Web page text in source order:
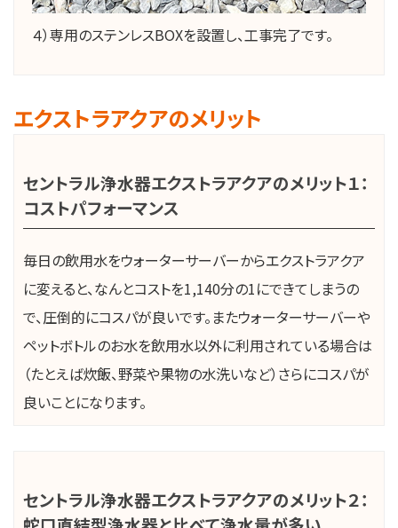
４）専用のステンレスBOXを設置し、工事完了です。
エクストラアクアのメリット
セントラル浄水器エクストラアクアのメリット１：
コストパフォーマンス
毎日の飲用水をウォーターサーバーからエクストラアクア
に変えると、なんとコストを1,140分の1にできてしまうの
で、圧倒的にコスパが良いです。またウォーターサーバーや
ペットボトルのお水を飲用水以外に利用されている場合は
（たとえば炊飯、野菜や果物の水洗いなど）さらにコスパが
良いことになります。
セントラル浄水器エクストラアクアのメリット２：